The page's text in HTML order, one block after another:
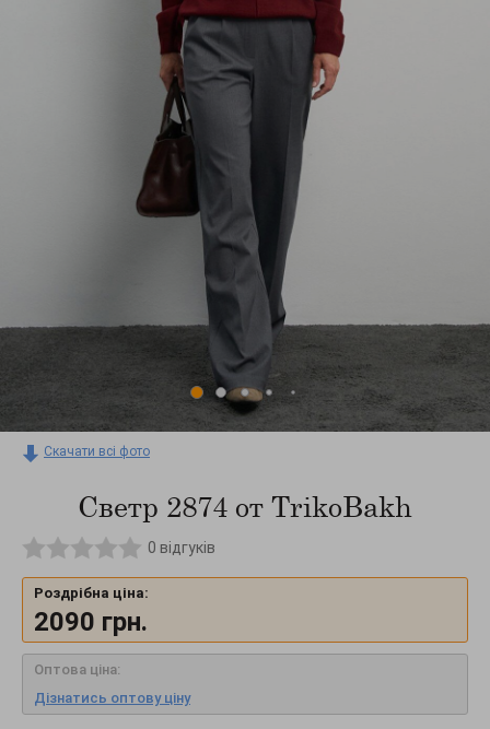
Скачати всі фото
Светр 2874 от TrikoBakh
0 відгуків
Роздрібна ціна:
2090 грн.
Оптова ціна:
Дізнатись оптову ціну